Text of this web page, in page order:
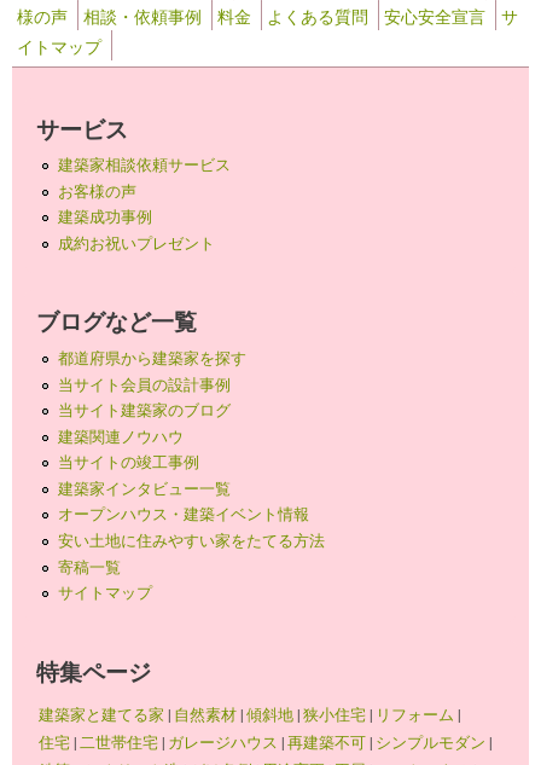
様の声
相談・依頼事例 料金 よくある質問 安心安全宣言
サ
イトマップ
サービス
建築家相談依頼サービス
お客様の声
建築成功事例
成約お祝いプレゼント
ブログなど一覧
都道府県から建築家を探す
当サイト会員の設計事例
当サイト建築家のブログ
建築関連ノウハウ
当サイトの竣工事例
建築家インタビュー一覧
オープンハウス・建築イベント情報
安い土地に住みやすい家をたてる方法
寄稿一覧
サイトマップ
特集ページ
建築家と建てる家 | 自然素材|傾斜地|狭小住宅| リフォーム |
住宅| 二世帯住宅| ガレージハウス |再建築不可| シンプルモダン |